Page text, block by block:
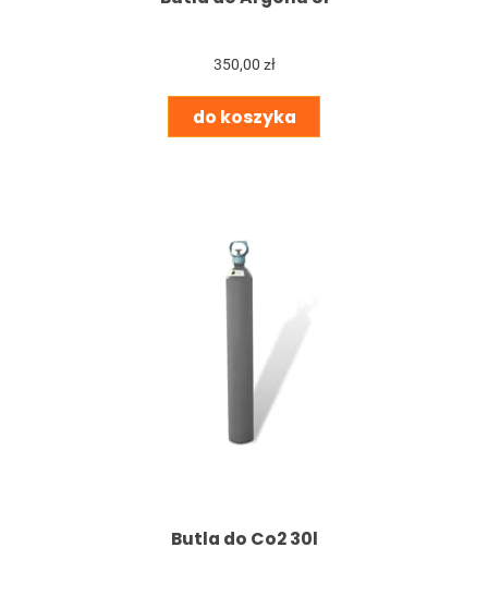
350,00 zł
do koszyka
Butla do Co2 30l